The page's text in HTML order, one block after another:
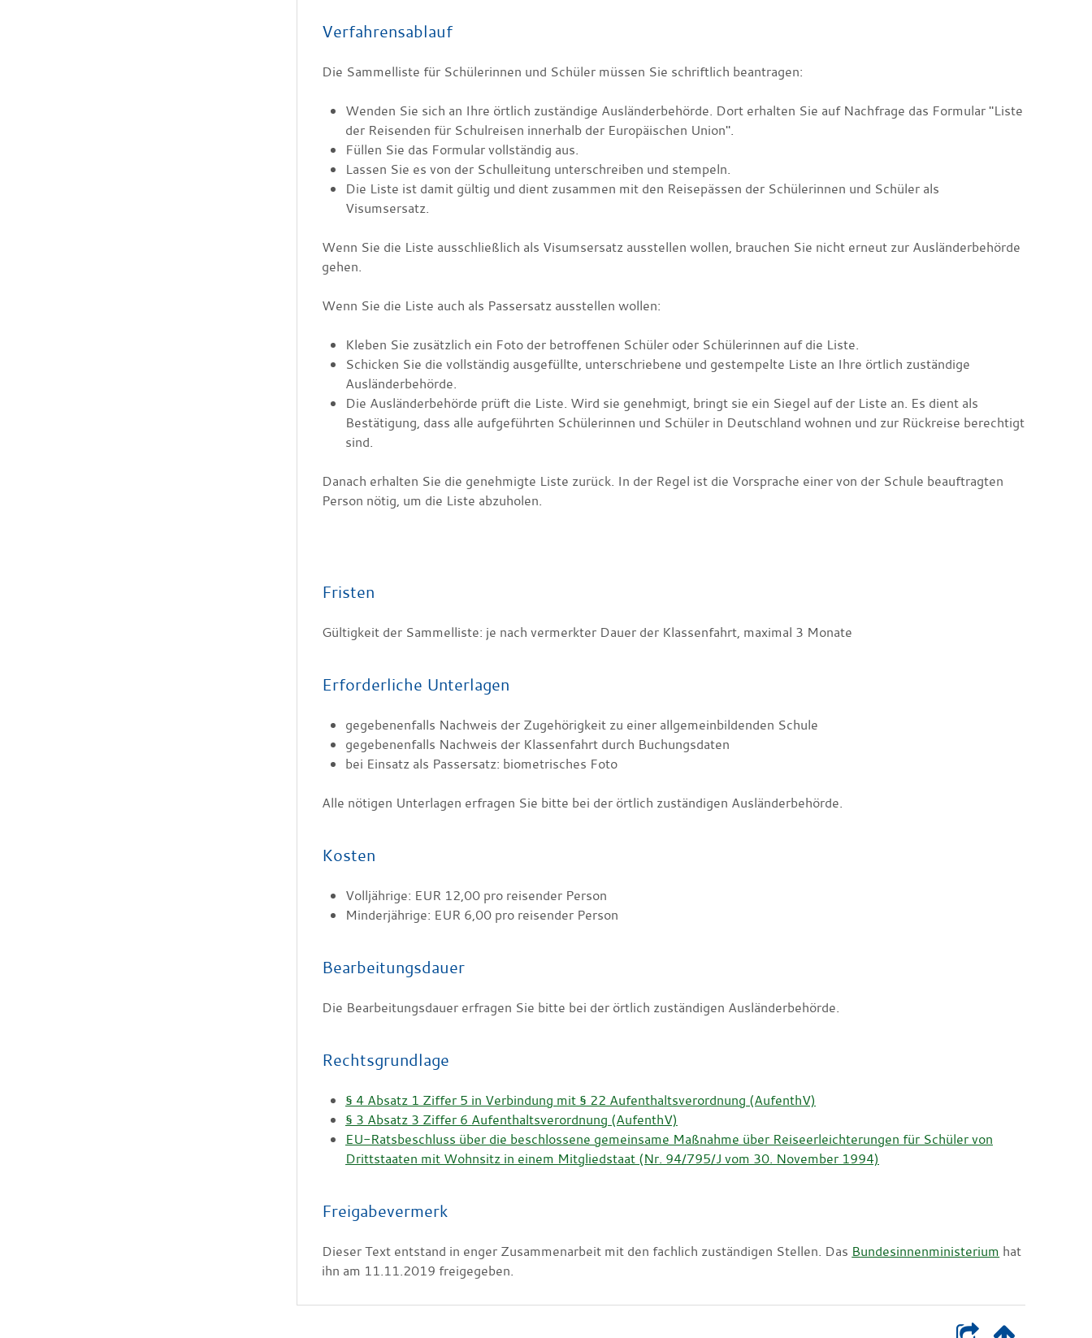
Verfahrensablauf
Die Sammelliste für Schülerinnen und Schüler müssen Sie schriftlich beantragen:
Wenden Sie sich an Ihre örtlich zuständige Ausländerbehörde. Dort erhalten Sie auf Nachfrage das Formular "Liste
der Reisenden für Schulreisen innerhalb der Europäischen Union".
Füllen Sie das Formular vollständig aus.
Lassen Sie es von der Schulleitung unterschreiben und stempeln.
Die Liste ist damit gültig und dient zusammen mit den Reisepässen der Schülerinnen und Schüler als
Visumsersatz.
Wenn Sie die Liste ausschließlich als Visumsersatz ausstellen wollen, brauchen Sie nicht erneut zur Ausländerbehörde
gehen.
Wenn Sie die Liste auch als Passersatz ausstellen wollen:
Kleben Sie zusätzlich ein Foto der betroffenen Schüler oder Schülerinnen auf die Liste.
Schicken Sie die vollständig ausgefüllte, unterschriebene und gestempelte Liste an Ihre örtlich zuständige
Ausländerbehörde.
Die Ausländerbehörde prüft die Liste. Wird sie genehmigt, bringt sie ein Siegel auf der Liste an. Es dient als
Bestätigung, dass alle aufgeführten Schülerinnen und Schüler in Deutschland wohnen und zur Rückreise berechtigt
sind.
Danach erhalten Sie die genehmigte Liste zurück. In der Regel ist die Vorsprache einer von der Schule beauftragten
Person nötig, um die Liste abzuholen.
Fristen
Gültigkeit der Sammelliste: je nach vermerkter Dauer der Klassenfahrt, maximal 3 Monate
Erforderliche Unterlagen
gegebenenfalls Nachweis der Zugehörigkeit zu einer allgemeinbildenden Schule
gegebenenfalls Nachweis der Klassenfahrt durch Buchungsdaten
bei Einsatz als Passersatz: biometrisches Foto
Alle nötigen Unterlagen erfragen Sie bitte bei der örtlich zuständigen Ausländerbehörde.
Kosten
Volljährige: EUR 12,00 pro reisender Person
Minderjährige: EUR 6,00 pro reisender Person
Bearbeitungsdauer
Die Bearbeitungsdauer erfragen Sie bitte bei der örtlich zuständigen Ausländerbehörde.
Rechtsgrundlage
§ 4 Absatz 1 Ziffer 5 in Verbindung mit § 22 Aufenthaltsverordnung (AufenthV)
§ 3 Absatz 3 Ziffer 6 Aufenthaltsverordnung (AufenthV)
EU-Ratsbeschluss über die beschlossene gemeinsame Maßnahme über Reiseerleichterungen für Schüler von
Drittstaaten mit Wohnsitz in einem Mitgliedstaat (Nr. 94/795/J vom 30. November 1994)
Freigabevermerk
Dieser Text entstand in enger Zusammenarbeit mit den fachlich zuständigen Stellen. Das Bundesinnenministerium hat
ihn am 11.11.2019 freigegeben.